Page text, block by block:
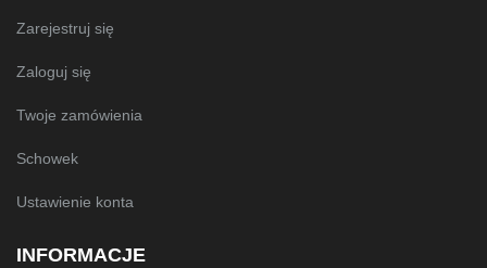
Zarejestruj się
Zaloguj się
Twoje zamówienia
Schowek
Ustawienie konta
INFORMACJE